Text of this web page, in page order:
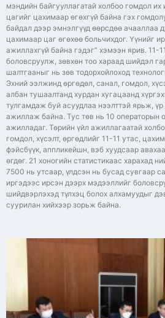
мэндийн байгууллагатай холбоо гомдол
цагийг цахимаар өгөхгүй байна гэх
байдал дээр эмнэлгүүд өөрсдөө ачааллаа
цахимаар цаг өгөхөө больчихдог. Үүнийг
ажиллахгүй байна гэдэг” хэмээн ярив. 11-
боловсруулж, зөвхөн тоо хараад шийдэл
шалтгааныг нь зөв тодорхойлоход
Эхний ээлжинд өргөдөл, санал, гомдол,
албан тушаалтанд хурдан хугацаанд
тулгамдаж буй асуудлаа нээлттэй ярьж, үр
ажиллаж байна. Тус төв нь 10 операторын
ажилладаг. Төрийн үйл ажиллагаатай
гомдол, хүсэлт, өргөдлийг 11-11 утас,
фэйсбүүк, аппликейшн, вэб хуудсаар
өгдөг. 21 хоногийн статистикаас харахад
7500 нь утсаар, үлдсэн нь бусад сувгаар
иргэдээс ирсэн дээрх мэдээллийг
шийдвэрлэхэд түлхэц болох алхамуудыг
суурилан хийхээр зорьж байна.